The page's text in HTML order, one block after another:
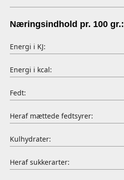
Næringsindhold pr. 100 gr.:
Energi i KJ:
Energi i kcal:
Fedt:
Heraf mættede fedtsyrer:
Kulhydrater:
Heraf sukkerarter: